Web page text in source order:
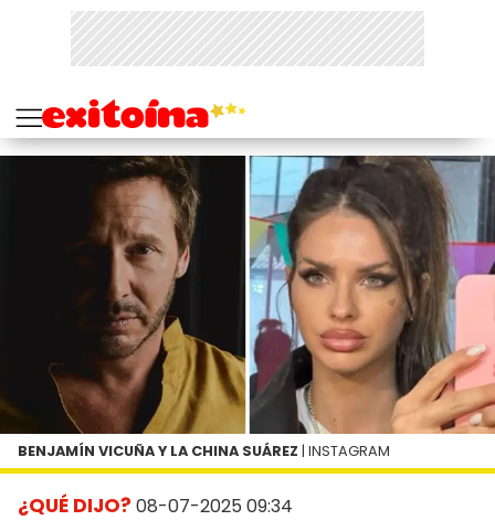
¿QUÉ DIJO? 08-07-2025 09:34
BENJAMÍN VICUÑA Y LA CHINA SUÁREZ | INSTAGRAM